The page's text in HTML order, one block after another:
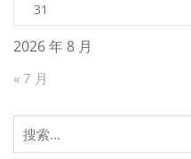
2026 年 8 月
31
« 7 月
搜
索：